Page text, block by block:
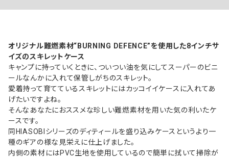
オリジナル難燃素材“BURNING DEFENCE”を使用した8インチサ
イズのスキレットケース
キャンプに持っていくときに、ついつい油を気にしてスーパーのビニ
ールなんかに入れて保管しがちのスキレット。
愛着持って育てているスキレットにはカッコイイケースに入れてあ
げたいですよね。
そんなあなたにおススメな珍しい難燃素材を用いた気の利いたケ
ースです。
同HIASOBIシリーズのディティールを盛り込みケースというより一
種のギアの様な見栄えに仕上げました。
内側の素材にはPVC生地を使用しているので簡単に拭いて掃除が